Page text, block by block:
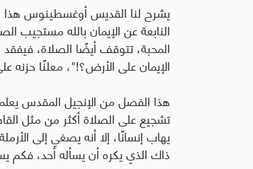
يشرح لنا القديس أوغسطينوس هذا
النابعة عن الإيمان بالله مستجيب
المحبة، تتوقف أيضًا الصلاة،
الإيمان على الأرض؟!"، معلنًا حزنه
هذا الفصل من الإنجيل المقدس
تشجيع على الصلاة أكثر من مثل
يهاب إنسانًا، إلا أنه يصغي إلى
ذاك الذي يكره أن يسأله أحد، فكم